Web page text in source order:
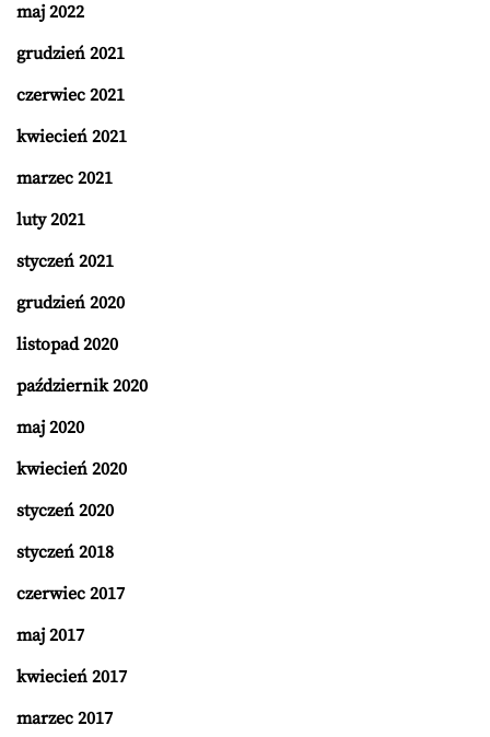
maj 2022
grudzień 2021
czerwiec 2021
kwiecień 2021
marzec 2021
luty 2021
styczeń 2021
grudzień 2020
listopad 2020
październik 2020
maj 2020
kwiecień 2020
styczeń 2020
styczeń 2018
czerwiec 2017
maj 2017
kwiecień 2017
marzec 2017